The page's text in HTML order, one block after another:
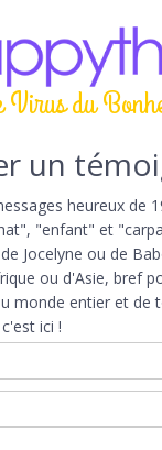
Virus du
un
heureux de
"enfant" et
Jocelyne ou de
ou d'Asie, bref
monde entier et de
ici !